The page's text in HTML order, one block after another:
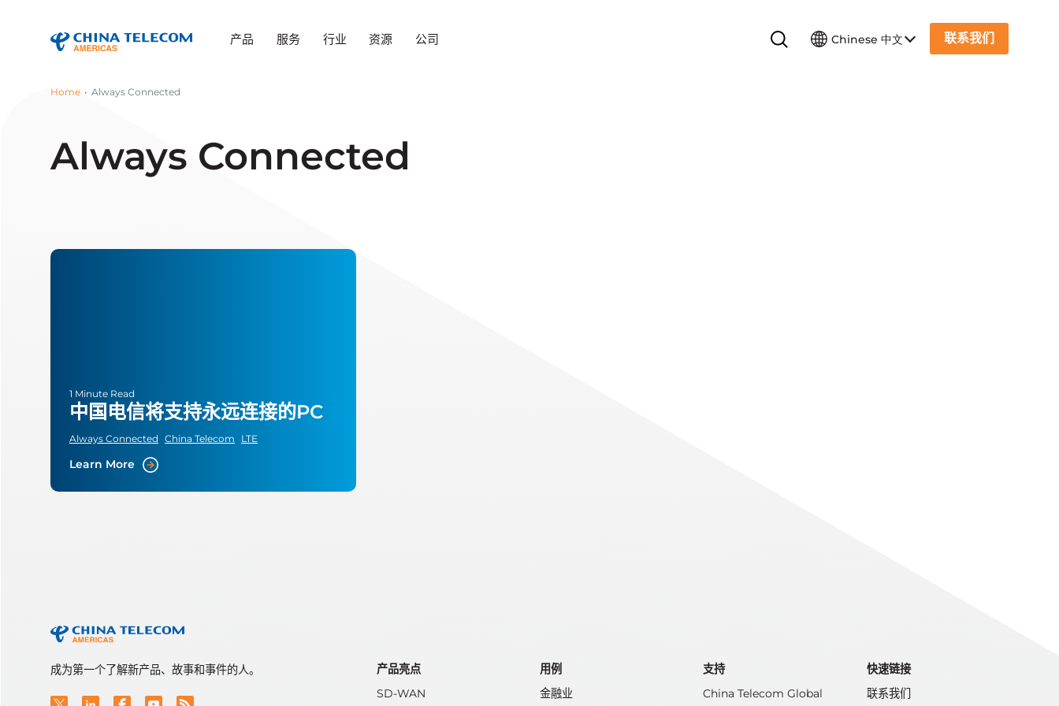
产品 服务 行业 资源 公司 Chinese 中文 联系我们
Home Always Connected
Always Connected
1 Minute Read
中国电信将支持永远连接的PC
Always Connected China Telecom LTE
Learn More
成为第一个了解新产品、故事和事件的人。
产品亮点
SD-WAN
用例
金融业
支持
China Telecom Global
快速链接
联系我们